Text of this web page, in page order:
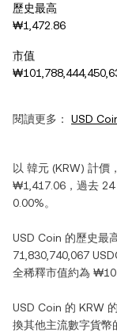
歷史最高
₩1,472.86
市值
閱讀更多： USD
以 韓元 (KRW) 計價，
₩1,417.06 ，過去
0.00%。
USD Coin 的歷史最
71,830,740,067
全稀釋市值約為
USD Coin 的 KRW
換其他主流數字貨幣